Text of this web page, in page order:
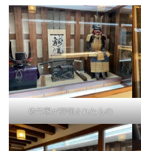
佐竹家が拝領されたもの